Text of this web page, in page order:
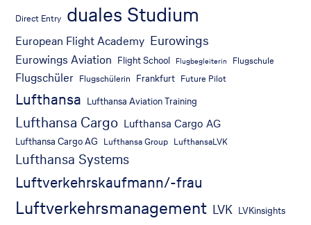
Direct Entry duales Studium
European Flight Academy Eurowings
Eurowings Aviation Flight School Flugbegleiterin Flugschule
Flugschüler Flugschülerin Frankfurt Future Pilot
Lufthansa Lufthansa Aviation Training
Lufthansa Cargo Lufthansa Cargo AG
Lufthansa Cargo AG Lufthansa Group LufthansaLVK
Lufthansa Systems
Luftverkehrskaufmann/-frau
Luftverkehrsmanagement LVK LVKinsights